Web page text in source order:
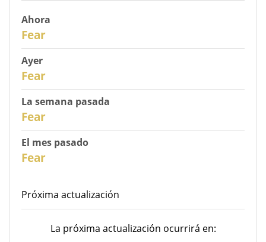
Ahora
Fear
Ayer
Fear
La semana pasada
Fear
El mes pasado
Fear
Próxima actualización
La próxima actualización ocurrirá en: